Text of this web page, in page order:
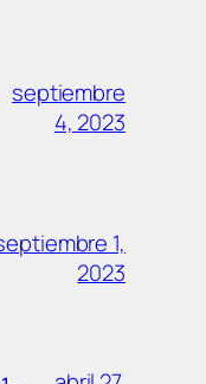
septiembre
4, 2023
1,
2023